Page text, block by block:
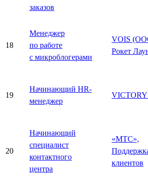
заказов
18
Менеджер
по работе
с микроблогерами
VOIS
Рокет
19
Начинающий HR-
менеджер
VICTORY
20
Начинающий
специалист
контактного
центра
«МТС»,
клиентов